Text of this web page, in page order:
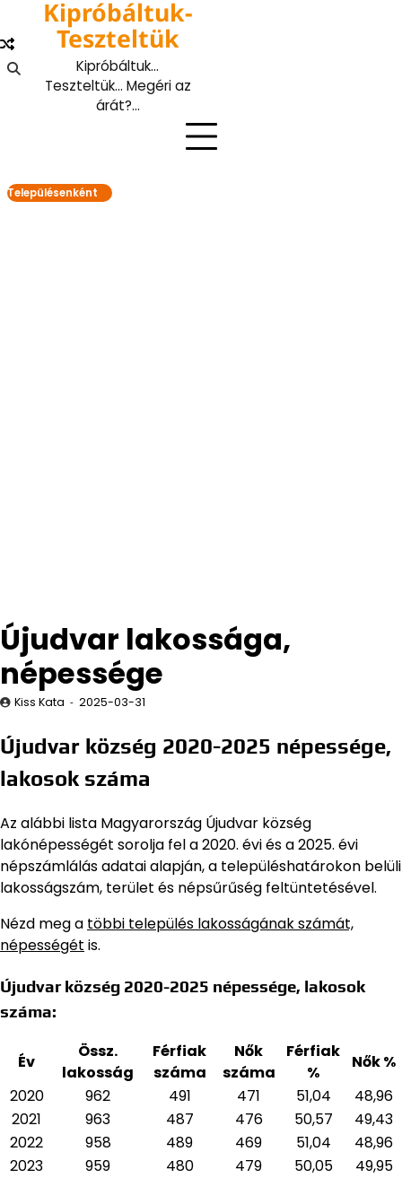
content
Kipróbáltuk-
Teszteltük
Kipróbáltuk…
Teszteltük… Megéri az
árát?…
Településenként
Újudvar lakossága,
népessége
Kiss Kata 2025-03-31
Újudvar község 2020-2025 népessége,
lakosok száma
Az alábbi lista Magyarország Újudvar község
lakónépességét sorolja fel a 2020. évi és a 2025. évi
népszámlálás adatai alapján,a településhatárokon belüli
lakosságszám, terület és népsűrűség feltüntetésével.
Nézd meg a többi település lakosságának számát,
népességét is.
Újudvar község 2020-2025 népessége, lakosok
száma:
Év
Össz.
lakosság
Férfiak
száma
Nők
száma
Férfiak
%
Nők %
2020
962 491 471 51,04
48,96
2021
963 487 476 50,57
49,43
2022
958 489 469 51,04
48,96
2023
959 480 479 50,05
49,95